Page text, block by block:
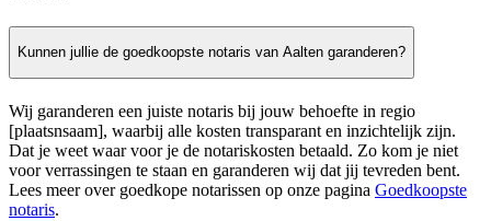
Kunnen jullie de goedkoopste notaris van Aalten garanderen?
Wij garanderen een juiste notaris bij jouw behoefte in regio
[plaatsnsaam], waarbij alle kosten transparant en inzichtelijk zijn.
Dat je weet waar voor je de notariskosten betaald. Zo kom je niet
voor verrassingen te staan en garanderen wij dat jij tevreden bent.
Lees meer over goedkope notarissen op onze pagina Goedkoopste
notaris.